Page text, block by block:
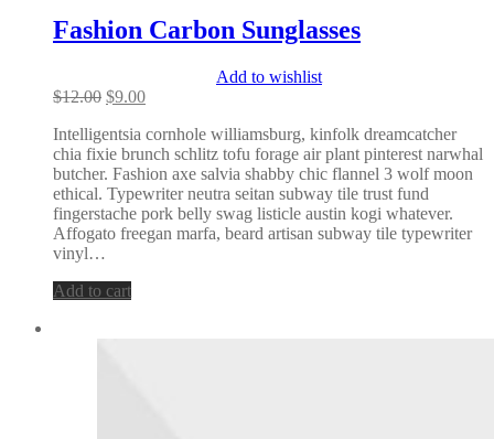
Fashion Carbon Sunglasses
Add to wishlist
$12.00 Original
was:
$12.00.
$9.00Current
is:
$9.00.
Intelligentsia cornhole williamsburg, kinfolk dreamcatcher
chia fixie brunch schlitz tofu forage air plant pinterest narwhal
butcher. Fashion axe salvia shabby chic flannel 3 wolf moon
ethical. Typewriter neutra seitan subway tile trust fund
fingerstache pork belly swag listicle austin kogi whatever.
Affogato freegan marfa, beard artisan subway tile typewriter
vinyl…
Add to cart